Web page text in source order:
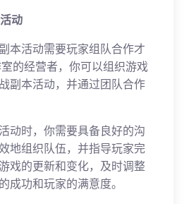
动
本活动需要玩家组队合作才
的经营者，你可以组织游戏
副本活动，并通过团队合作
动时，你需要具备良好的沟
地组织队伍，并指导玩家完
戏的更新和变化，及时调整
成功和玩家的满意度。